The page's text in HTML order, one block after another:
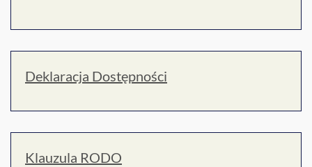
Deklaracja Dostępności
Klauzula RODO